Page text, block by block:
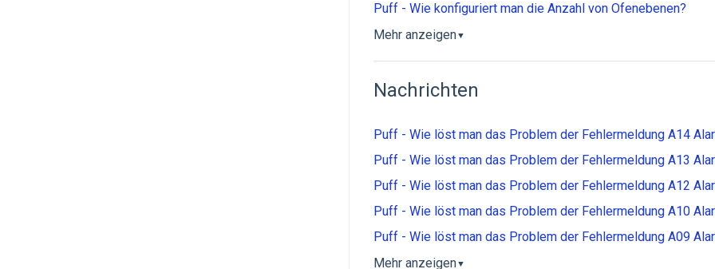
Puff - Wie konfiguriert man die Anzahl von Ofenebenen?
Mehr anzeigen▼
Nachrichten
Puff - Wie löst man das Problem der Fehlermeldung A14
Puff - Wie löst man das Problem der Fehlermeldung A13
Puff - Wie löst man das Problem der Fehlermeldung A12
Puff - Wie löst man das Problem der Fehlermeldung A10
Puff - Wie löst man das Problem der Fehlermeldung A09
Mehr anzeigen▼